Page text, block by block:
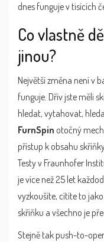
dnes funguje v tisících
Co vlastně
jinou?
Největší změna není v
funguje. Dřív jste měli
hledat, vytahovat,
FurnSpin otočný
přístup k obsahu
Testy v Fraunhofer
je více než 25 let
vyzkoušíte, cítíte to
skříňku a všechno je
Stejně tak push-to-